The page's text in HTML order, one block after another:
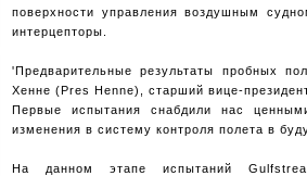
поверхности управления воздушным
интерцепторы.
'Предварительные результаты пробных
Хенне (Pres Henne), старший вице-
Первые испытания снабдили нас
изменения в систему контроля полета в
На данном этапе испытаний